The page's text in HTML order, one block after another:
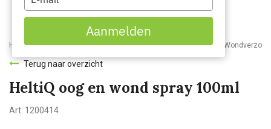
Home Webshop Veiligheidsartikelen Bedrijfshulpverlening
Terug naar overzicht
HeltiQ oog en wond spray 100ml
Art: 1200414
your
email
Aanmelden